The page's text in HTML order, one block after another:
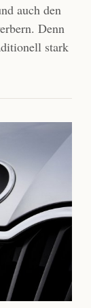
auch den
Denn
stark